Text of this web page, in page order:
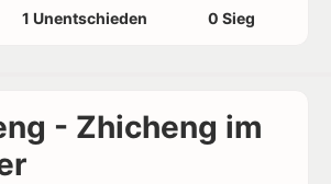
1 Unentschieden 0 Sieg
- Zhicheng im